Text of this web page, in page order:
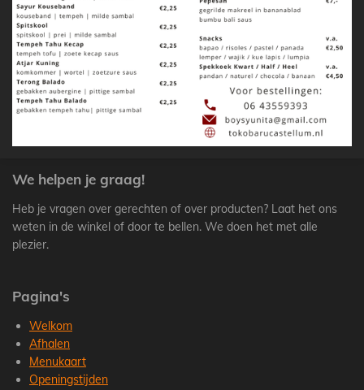
We helpen je graag!
Heb je vragen over gerechten of over producten? Laat het ons
weten in de winkel of door te bellen. We doen het met alle
plezier.
Pagina's
Welkom
Afhalen
Menukaart
Openingstijden